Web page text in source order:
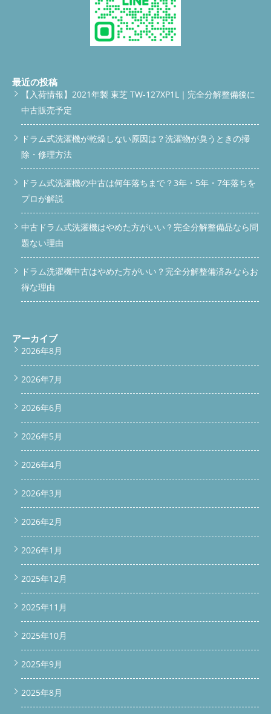
最近の投稿
【入荷情報】2021年製 東芝 TW-127XP1L｜完全分解整備後に
中古販売予定
ドラム式洗濯機が乾燥しない原因は？洗濯物が臭うときの掃
除・修理方法
ドラム式洗濯機の中古は何年落ちまで？3年・5年・7年落ちを
プロが解説
中古ドラム式洗濯機はやめた方がいい？完全分解整備品なら問
題ない理由
ドラム洗濯機中古はやめた方がいい？完全分解整備済みならお
得な理由
アーカイブ
2026年8月
2026年7月
2026年6月
2026年5月
2026年4月
2026年3月
2026年2月
2026年1月
2025年12月
2025年11月
2025年10月
2025年9月
2025年8月